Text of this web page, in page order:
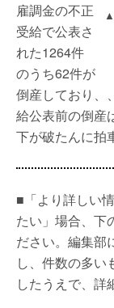
雇調金の不正
受給で公表さ
れた1264件
のうち62件が
倒産しており、
給公表前の倒産
下が破たんに拍
■「より詳しい
たい」場合、下
ださい。編集部
し、件数の多い
したうえで、詳